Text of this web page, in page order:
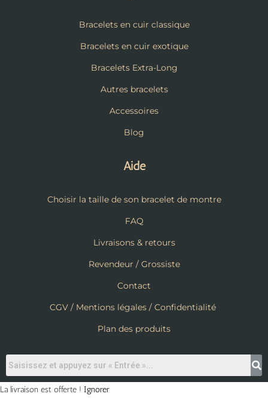
Bracelets en cuir classique
Bracelets en cuir exotique
Bracelets Extra-Long
Autres bracelets
Accessoires
Blog
Aide
Choisir la taille de son bracelet de montre
FAQ
Livraisons & retours
Revendeur / Grossiste
Contact
CGV / Mentions légales / Confidentialité
Plan des produits
La livraison est offerte ! Ignorer